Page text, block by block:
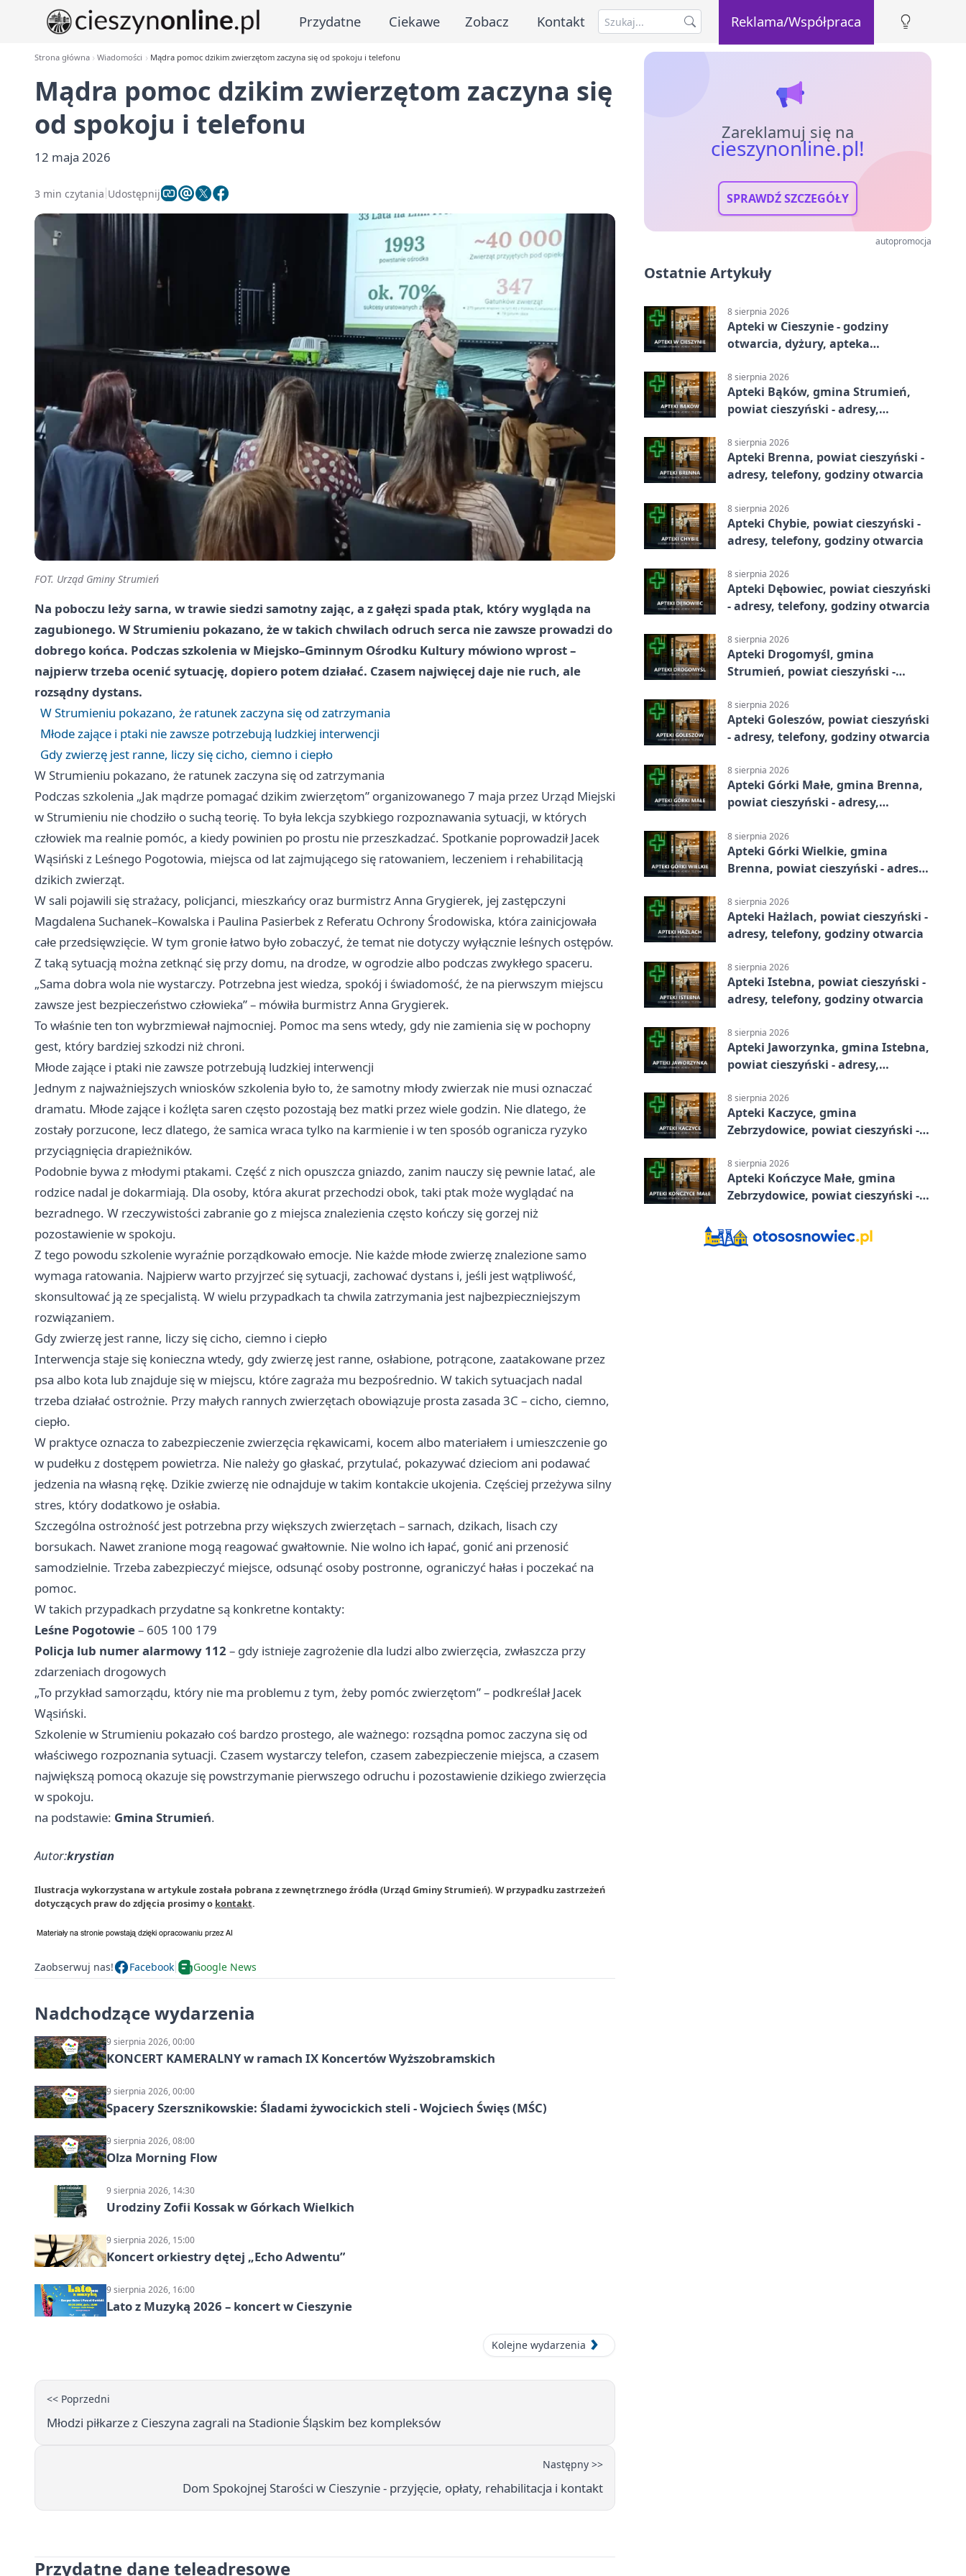
Przydatne Ciekawe Zobacz Kontakt Reklama/Współpraca
Strona główna Wiadomości Mądra pomoc dzikim zwierzętom zaczyna się od spokoju i telefonu
Mądra pomoc dzikim zwierzętom zaczyna się
od spokoju i telefonu
12 maja 2026
3 min czytania Udostępnij
FOT. Urząd Gminy Strumień
Na poboczu leży sarna, w trawie siedzi samotny zając, a z gałęzi spada ptak, który wygląda na
zagubionego. W Strumieniu pokazano, że w takich chwilach odruch serca nie zawsze prowadzi do
dobrego końca. Podczas szkolenia w Miejsko–Gminnym Ośrodku Kultury mówiono wprost –
najpierw trzeba ocenić sytuację, dopiero potem działać. Czasem najwięcej daje nie ruch, ale
rozsądny dystans.
W Strumieniu pokazano, że ratunek zaczyna się od zatrzymania
Młode zające i ptaki nie zawsze potrzebują ludzkiej interwencji
Gdy zwierzę jest ranne, liczy się cicho, ciemno i ciepło
W Strumieniu pokazano, że ratunek zaczyna się od zatrzymania
Podczas szkolenia „Jak mądrze pomagać dzikim zwierzętom” organizowanego 7 maja przez Urząd Miejski
w Strumieniu nie chodziło o suchą teorię. To była lekcja szybkiego rozpoznawania sytuacji, w których
człowiek ma realnie pomóc, a kiedy powinien po prostu nie przeszkadzać. Spotkanie poprowadził Jacek
Wąsiński z Leśnego Pogotowia, miejsca od lat zajmującego się ratowaniem, leczeniem i rehabilitacją
dzikich zwierząt.
W sali pojawili się strażacy, policjanci, mieszkańcy oraz burmistrz Anna Grygierek, jej zastępczyni
Magdalena Suchanek–Kowalska i Paulina Pasierbek z Referatu Ochrony Środowiska, która zainicjowała
całe przedsięwzięcie. W tym gronie łatwo było zobaczyć, że temat nie dotyczy wyłącznie leśnych ostępów.
Z taką sytuacją można zetknąć się przy domu, na drodze, w ogrodzie albo podczas zwykłego spaceru.
„Sama dobra wola nie wystarczy. Potrzebna jest wiedza, spokój i świadomość, że na pierwszym miejscu
zawsze jest bezpieczeństwo człowieka” – mówiła burmistrz Anna Grygierek.
To właśnie ten ton wybrzmiewał najmocniej. Pomoc ma sens wtedy, gdy nie zamienia się w pochopny
gest, który bardziej szkodzi niż chroni.
Młode zające i ptaki nie zawsze potrzebują ludzkiej interwencji
Jednym z najważniejszych wniosków szkolenia było to, że samotny młody zwierzak nie musi oznaczać
dramatu. Młode zające i koźlęta saren często pozostają bez matki przez wiele godzin. Nie dlatego, że
zostały porzucone, lecz dlatego, że samica wraca tylko na karmienie i w ten sposób ogranicza ryzyko
przyciągnięcia drapieżników.
Podobnie bywa z młodymi ptakami. Część z nich opuszcza gniazdo, zanim nauczy się pewnie latać, ale
rodzice nadal je dokarmiają. Dla osoby, która akurat przechodzi obok, taki ptak może wyglądać na
bezradnego. W rzeczywistości zabranie go z miejsca znalezienia często kończy się gorzej niż
pozostawienie w spokoju.
Z tego powodu szkolenie wyraźnie porządkowało emocje. Nie każde młode zwierzę znalezione samo
wymaga ratowania. Najpierw warto przyjrzeć się sytuacji, zachować dystans i, jeśli jest wątpliwość,
skonsultować ją ze specjalistą. W wielu przypadkach ta chwila zatrzymania jest najbezpieczniejszym
rozwiązaniem.
Gdy zwierzę jest ranne, liczy się cicho, ciemno i ciepło
Interwencja staje się konieczna wtedy, gdy zwierzę jest ranne, osłabione, potrącone, zaatakowane przez
psa albo kota lub znajduje się w miejscu, które zagraża mu bezpośrednio. W takich sytuacjach nadal
trzeba działać ostrożnie. Przy małych rannych zwierzętach obowiązuje prosta zasada 3C – cicho, ciemno,
ciepło.
W praktyce oznacza to zabezpieczenie zwierzęcia rękawicami, kocem albo materiałem i umieszczenie go
w pudełku z dostępem powietrza. Nie należy go głaskać, przytulać, pokazywać dzieciom ani podawać
jedzenia na własną rękę. Dzikie zwierzę nie odnajduje w takim kontakcie ukojenia. Częściej przeżywa silny
stres, który dodatkowo je osłabia.
Szczególna ostrożność jest potrzebna przy większych zwierzętach – sarnach, dzikach, lisach czy
borsukach. Nawet zranione mogą reagować gwałtownie. Nie wolno ich łapać, gonić ani przenosić
samodzielnie. Trzeba zabezpieczyć miejsce, odsunąć osoby postronne, ograniczyć hałas i poczekać na
pomoc.
W takich przypadkach przydatne są konkretne kontakty:
Leśne Pogotowie– 605 100 179
Policja lub numer alarmowy 112 – gdy istnieje zagrożenie dla ludzi albo zwierzęcia, zwłaszcza przy
zdarzeniach drogowych
„To przykład samorządu, który nie ma problemu z tym, żeby pomóc zwierzętom” – podkreślał Jacek
Wąsiński.
Szkolenie w Strumieniu pokazało coś bardzo prostego, ale ważnego: rozsądna pomoc zaczyna się od
właściwego rozpoznania sytuacji. Czasem wystarczy telefon, czasem zabezpieczenie miejsca, a czasem
największą pomocą okazuje się powstrzymanie pierwszego odruchu i pozostawienie dzikiego zwierzęcia
w spokoju.
na podstawie: Gmina Strumień.
Autor:krystian
Ilustracja wykorzystana w artykule została pobrana z zewnętrznego źródła (Urząd Gminy Strumień). W przypadku zastrzeżeń
dotyczących praw do zdjęcia prosimy o kontakt.
Zaobserwuj nas! Facebook Google News
Nadchodzące wydarzenia
9 sierpnia 2026, 00:00
KONCERT KAMERALNY w ramach IX Koncertów Wyższobramskich
9 sierpnia 2026, 00:00
Spacery Szersznikowskie: Śladami żywocickich steli - Wojciech Święs (MŚC)
9 sierpnia 2026, 08:00
Olza Morning Flow
9 sierpnia 2026, 14:30
Urodziny Zofii Kossak w Górkach Wielkich
9 sierpnia 2026, 15:00
Koncert orkiestry dętej „Echo Adwentu”
9 sierpnia 2026, 16:00
Lato z Muzyką 2026 – koncert w Cieszynie
Kolejne wydarzenia
<< Poprzedni
Młodzi piłkarze z Cieszyna zagrali na Stadionie Śląskim bez kompleksów
Następny >>
Dom Spokojnej Starości w Cieszynie - przyjęcie, opłaty, rehabilitacja i kontakt
Przydatne dane teleadresowe
Zareklamuj się na
cieszynonline.pl!
SPRAWDŹ SZCZEGÓŁY
autopromocja
Ostatnie Artykuły
8 sierpnia 2026
Apteki w Cieszynie - godziny
otwarcia, dyżury, apteka
8 sierpnia 2026
Apteki Bąków, gmina Strumień,
powiat cieszyński - adresy,
8 sierpnia 2026
Apteki Brenna, powiat cieszyński -
adresy, telefony, godziny otwarcia
8 sierpnia 2026
Apteki Chybie, powiat cieszyński -
adresy, telefony, godziny otwarcia
8 sierpnia 2026
Apteki Dębowiec, powiat cieszyński
- adresy, telefony, godziny otwarcia
8 sierpnia 2026
Apteki Drogomyśl, gmina
Strumień, powiat cieszyński -
8 sierpnia 2026
Apteki Goleszów, powiat cieszyński
- adresy, telefony, godziny otwarcia
8 sierpnia 2026
Apteki Górki Małe, gmina Brenna,
powiat cieszyński - adresy,
8 sierpnia 2026
Apteki Górki Wielkie, gmina
Brenna, powiat cieszyński - adresy,
8 sierpnia 2026
Apteki Hażlach, powiat cieszyński -
adresy, telefony, godziny otwarcia
8 sierpnia 2026
Apteki Istebna, powiat cieszyński -
adresy, telefony, godziny otwarcia
8 sierpnia 2026
Apteki Jaworzynka, gmina Istebna,
powiat cieszyński - adresy,
8 sierpnia 2026
Apteki Kaczyce, gmina
Zebrzydowice, powiat cieszyński -
8 sierpnia 2026
Apteki Kończyce Małe, gmina
Zebrzydowice, powiat cieszyński -